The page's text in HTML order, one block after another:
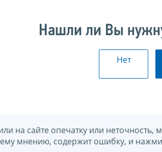
Нашли ли Вы
Нет
на сайте опечатку или
мнению, содержит ошибку, и